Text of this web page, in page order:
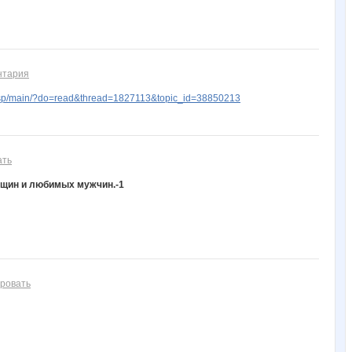
main/?do=read&thread=1827113&topic_id=38850213
и любимых мужчин.-1